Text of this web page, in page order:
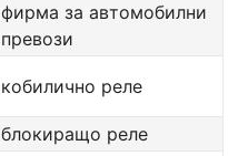
фирма за автомобилни
превози
кобилично реле
блокиращо реле